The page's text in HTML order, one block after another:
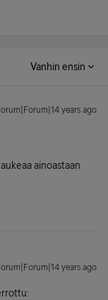
Vanhin ensin
years ago
ainoastaan
years ago